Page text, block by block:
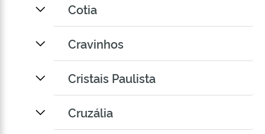
Cotia
Cravinhos
Cristais Paulista
Cruzália